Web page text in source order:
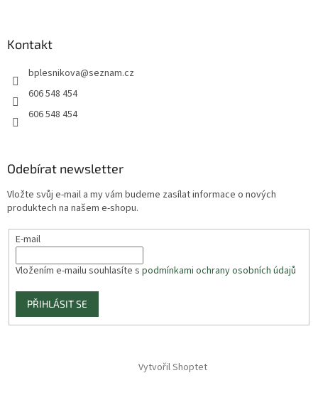
Kontakt
bplesnikova@seznam.cz
606 548 454
606 548 454
Odebírat newsletter
Vložte svůj e-mail a my vám budeme zasílat informace o nových
produktech na našem e-shopu.
E-mail
Vložením e-mailu souhlasíte s podmínkami ochrany osobních údajů
PŘIHLÁSIT SE
Vytvořil Shoptet